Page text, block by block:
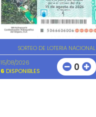
SORTEO DE LOTERIA NACIONAL
15/08/2026
6 DISPONIBLES 0